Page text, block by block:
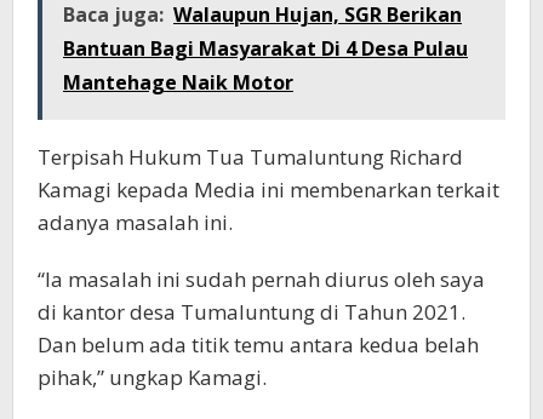
Baca juga: Walaupun Hujan, SGR Berikan
Bantuan Bagi Masyarakat Di 4 Desa Pulau
Mantehage Naik Motor
Terpisah Hukum Tua Tumaluntung Richard
Kamagi kepada Media ini membenarkan terkait
adanya masalah ini.
“Ia masalah ini sudah pernah diurus oleh saya
di kantor desa Tumaluntung di Tahun 2021.
Dan belum ada titik temu antara kedua belah
pihak,” ungkap Kamagi.